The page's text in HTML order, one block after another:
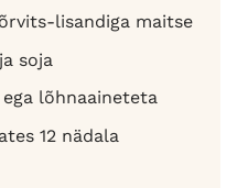
lisandiga maitse
soja
lõhnaaineteta
12 nädala